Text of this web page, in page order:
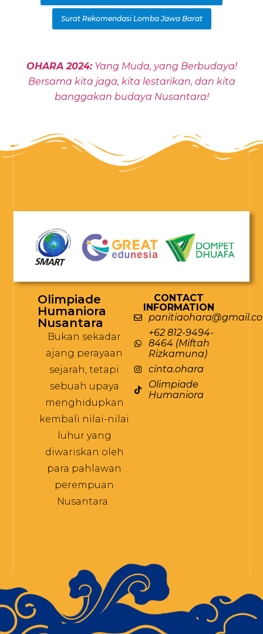
Surat Rekomendasi Lomba Jawa Barat
OHARA 2024:Yang Muda, yang Berbudaya!
Bersama kita jaga, kita lestarikan, dan kita
banggakan budaya Nusantara!
Olimpiade
Humaniora
Nusantara
Bukan sekadar
ajang perayaan
sejarah, tetapi
sebuah upaya
menghidupkan
kembali nilai-nilai
luhur yang
diwariskan oleh
para pahlawan
perempuan
Nusantara.
CONTACT
INFORMATION
+62 812-9494-
8464 (Miftah
Rizkamuna)
cinta.ohara
Olimpiade
Humaniora